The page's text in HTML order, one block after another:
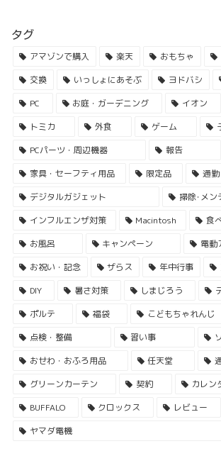
タグ
アマゾンで購入 楽天 おもちゃ
交換
いっしょにあそぶ ヨドバシ
PC
お庭・ガーデニング イオン
トミカ
外食 ゲーム
PCパーツ・周辺機器
報告
家具・セーフティ用品
限定品 通勤
デジタルガジェット
掃除･メン
インフルエンザ対策
Macintosh 食
お風呂
キャンペーン
電動
お祝い・記念
ザらス 年中行事
DIY
暑さ対策 しまじろう
ポルテ
福袋 こどもちゃれんじ
点検・整備
習い事
おせわ・おふろ用品
任天堂
グリーンカーテン
契約 カレン
BUFFALO
クロックス レビュー
ヤマダ電機